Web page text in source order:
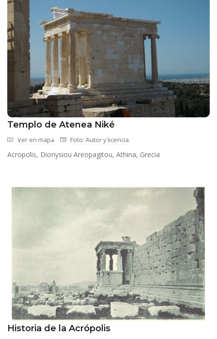
Templo de Atenea Niké
Ver en mapa Foto: Autor y licencia
Acropolis, Dionysiou Areopagitou, Athina, Grecia
Historia de la Acrópolis